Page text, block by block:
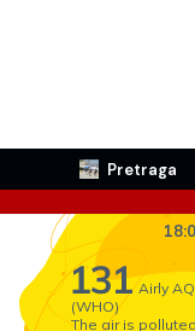
Pretraga